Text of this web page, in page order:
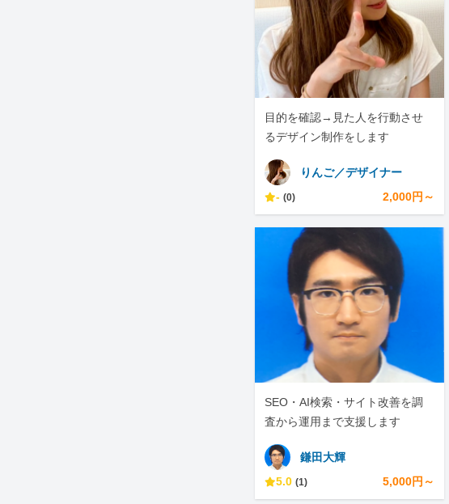
目的を確認→見た人を行動させ
るデザイン制作をします
りんご／デザイナー
- (0) 2,000円～
SEO・AI検索・サイト改善を調
査から運用まで支援します
鎌田大輝
5.0 (1) 5,000円～